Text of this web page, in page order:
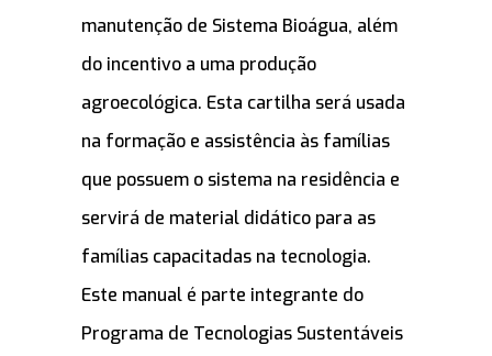
manutenção de Sistema Bioágua, além
do incentivo a uma produção
agroecológica. Esta cartilha será usada
na formação e assistência às famílias
que possuem o sistema na residência e
servirá de material didático para as
famílias capacitadas na tecnologia.
Este manual é parte integrante do
Programa de Tecnologias Sustentáveis